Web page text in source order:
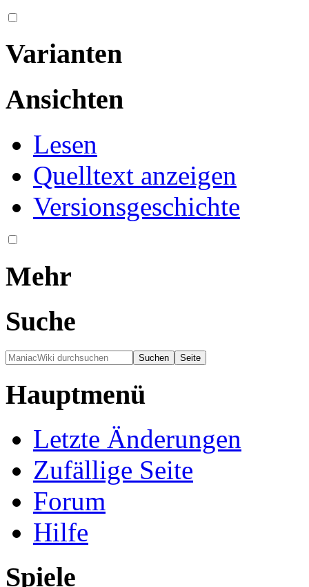
Varianten
Ansichten
Lesen
Quelltext anzeigen
Versionsgeschichte
Mehr
Suche
Hauptmenü
Letzte Änderungen
Zufällige Seite
Forum
Hilfe
Spiele